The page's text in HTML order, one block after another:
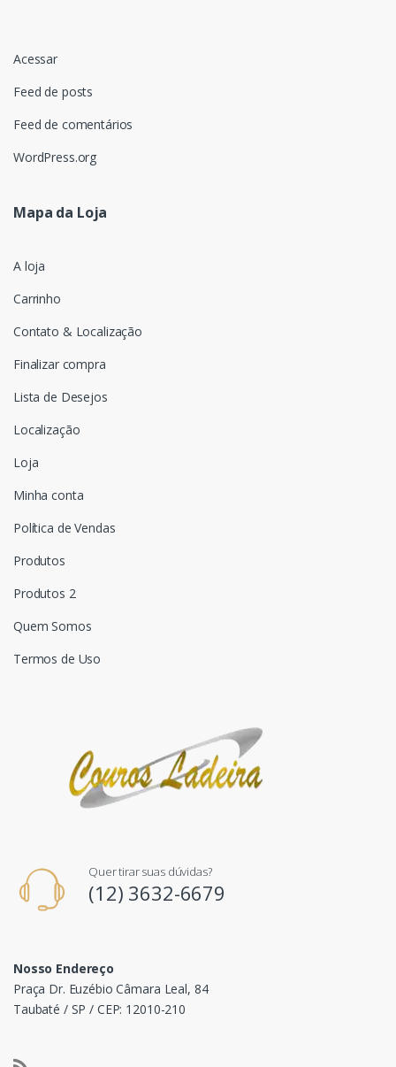
Acessar
Feed de posts
Feed de comentários
WordPress.org
Mapa da Loja
A loja
Carrinho
Contato & Localização
Finalizar compra
Lista de Desejos
Localização
Loja
Minha conta
Política de Vendas
Produtos
Produtos 2
Quem Somos
Termos de Uso
Quer tirar suas dúvidas?
(12) 3632-6679
Nosso Endereço
Praça Dr. Euzébio Câmara Leal, 84
Taubaté / SP / CEP: 12010-210